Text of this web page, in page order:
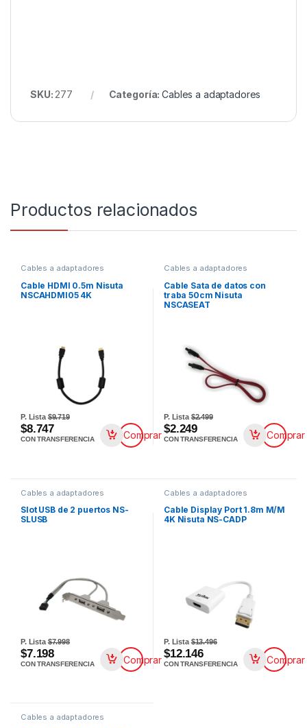
SKU: 277 Categoría:Cables a adaptadores
Productos relacionados
Cables a adaptadores
Cable HDMI 0.5m Nisuta
NSCAHDMI05 4K
P. Lista$9.719
$8.747
CON TRANSFERENCIA Comprar
Cables a adaptadores
Cable Sata de datos con
traba 50cm Nisuta
NSCASEAT
P. Lista$2.499
$2.249
CON TRANSFERENCIA Comprar
Cables a adaptadores
Slot USB de 2 puertos NS-
SLUSB
P. Lista$7.998
$7.198
CON TRANSFERENCIA Comprar
Cables a adaptadores
Cable Display Port 1.8m M/M
4K Nisuta NS-CADP
P. Lista$13.496
$12.146
CON TRANSFERENCIA Comprar
Cables a adaptadores